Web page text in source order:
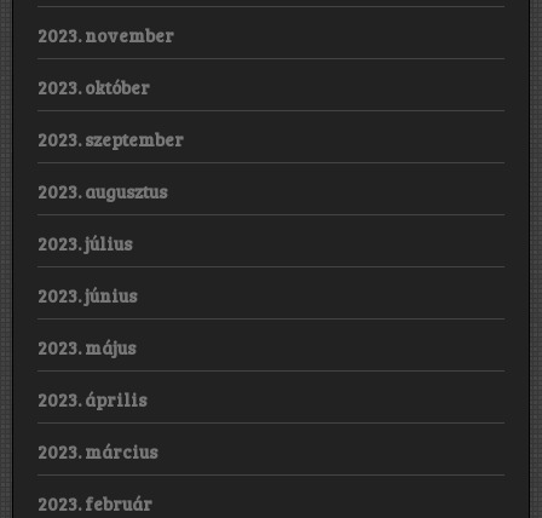
2023. november
2023. október
2023. szeptember
2023. augusztus
2023. július
2023. június
2023. május
2023. április
2023. március
2023. február